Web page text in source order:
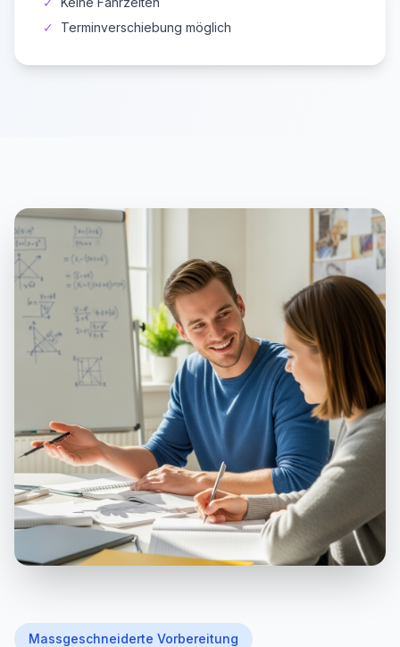
✓
Terminverschiebung möglich
Massgeschneiderte Vorbereitung